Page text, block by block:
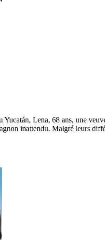
Lena, 68 ans, une
inattendu. Malgré leurs